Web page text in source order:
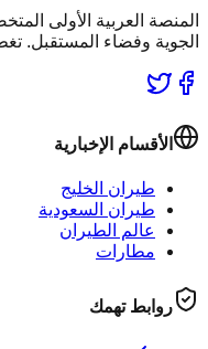
المنصة العربية الأولى
الجوية وفضاء المستقبل.
الأقسام الإخبارية
طيران الخليج
طيران السعودية
عالم الطيران
مطارات
روابط تهمك